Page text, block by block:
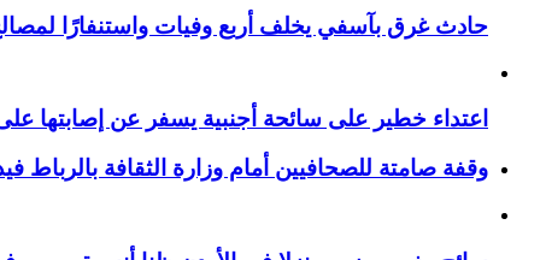
حادث غرق بآسفي يخلف أربع وفيات واستنفارًا لمصالح
اعتداء خطير على سائحة أجنبية يسفر عن إصابتها
وقفة صامتة للصحافيين أمام وزارة الثقافة بالرباط